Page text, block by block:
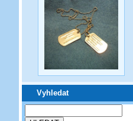
Vyhledat